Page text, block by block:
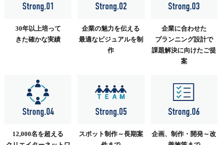
Strong.01
30年以上培って
きた確かな実績
Strong.02
企業の魅力を伝える
最適なビジュアルを制
作
Strong.03
企業に合わせた
プランニング設計で
課題解決に向けたご提
案
Strong.04
12,000名を超える
Strong.05
スポット制作～長期案
Strong.06
企画、制作・開発～改